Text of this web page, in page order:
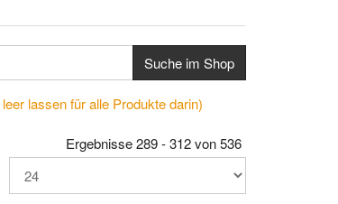
Suche im Shop
lassen für alle Produkte darin)
Ergebnisse 289 - 312 von 536